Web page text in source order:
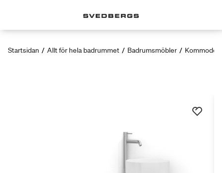
Startsidan / Allt för hela badrummet / Badrumsmöbler / Kommoder